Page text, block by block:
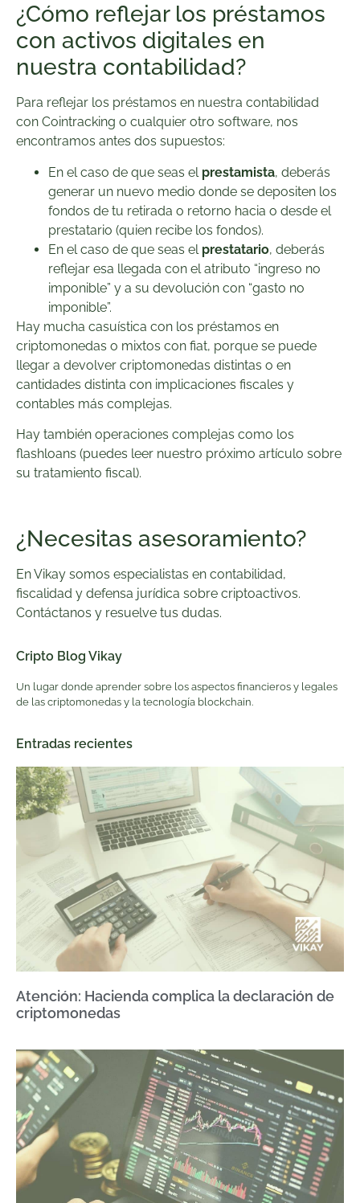
¿Cómo reflejar los préstamos
con activos digitales en
nuestra contabilidad?
Para reflejar los préstamos en nuestra contabilidad
con Cointracking o cualquier otro software, nos
encontramos antes dos supuestos:
En el caso de que seas el prestamista, deberás
generar un nuevo medio donde se depositen los
fondos de tu retirada o retorno hacia o desde el
prestatario (quien recibe los fondos).
En el caso de que seas el prestatario, deberás
reflejar esa llegada con el atributo “ingreso no
imponible” y a su devolución con “gasto no
imponible”.
Hay mucha casuística con los préstamos en
criptomonedas o mixtos con fiat, porque se puede
llegar a devolver criptomonedas distintas o en
cantidades distinta con implicaciones fiscales y
contables más complejas.
Hay también operaciones complejas como los
flashloans (puedes leer nuestro próximo artículo sobre
su tratamiento fiscal).
¿Necesitas asesoramiento?
En Vikay somos especialistas en contabilidad,
fiscalidad y defensa jurídica sobre criptoactivos.
Contáctanos y resuelve tus dudas.
Cripto Blog Vikay
Un lugar donde aprender sobre los aspectos financieros y legales
de las criptomonedas y la tecnología blockchain.
Entradas recientes
Atención: Hacienda complica la declaración de
criptomonedas